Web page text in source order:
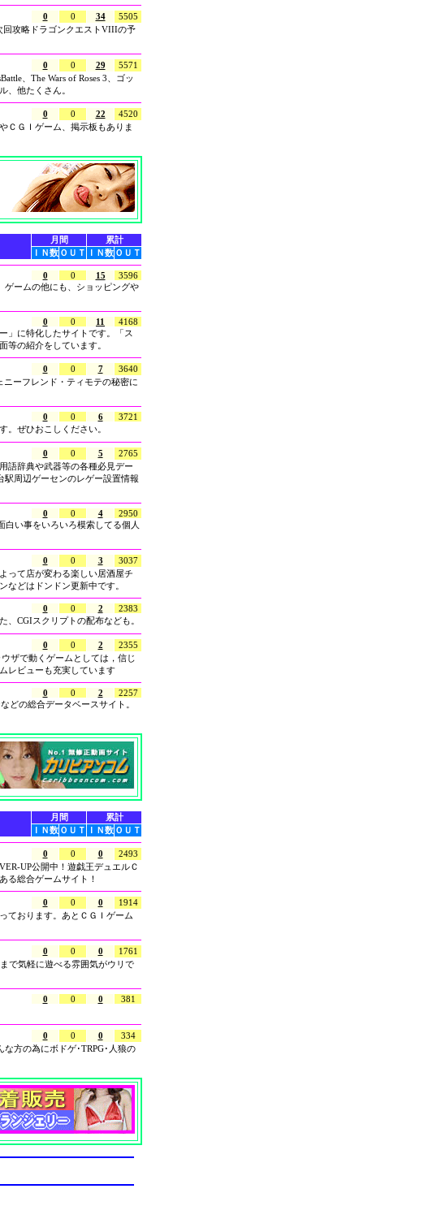
0 0 34
5505
回攻略ドラゴンクエストVIIIの予
0 0 29
5571
、The Wars of Roses 3、ゴッ
、他たくさん。
0 0 22
4520
ＣＧＩゲーム、掲示板もありま
月間
累計
ＩＮ数 ＯＵＴ ＩＮ数 ＯＵＴ
0 0 15
3596
ゲームの他にも、ショッピングや
0 0 11
4168
」に特化したサイトです。「ス
等の紹介をしています。
0 0 7
3640
ーフレンド・ティモテの秘密に
0 0 6
3721
。ぜひおこしください。
0 0 5
2765
語辞典や武器等の各種必見デー
周辺ゲーセンのレゲー設置情報
0 0 4
2950
白い事をいろいろ模索してる個人
0 0 3
3037
って店が変わる楽しい居酒屋チ
などはドンドン更新中です。
0 0 2
2383
、CGIスクリプトの配布なども。
0 0 2
2355
ザで動くゲームとしては，信じ
レビューも充実しています
0 0 2
2257
どの総合データベースサイト。
月間
累計
ＩＮ数 ＯＵＴ ＩＮ数 ＯＵＴ
0 0 0
2493
UP公開中！遊戯王デュエルＣ
る総合ゲームサイト！
0 0 0
1914
ております。あとＣＧＩゲーム
0 0 0
1761
で気軽に遊べる雰囲気がウリで
0 0 0
381
0 0 0
334
な方の為にボドゲ･TRPG･人狼の